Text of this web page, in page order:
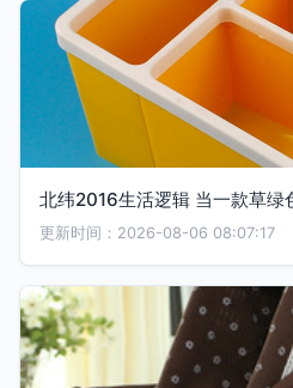
北纬2016生活逻辑 当一款草绿
更新时间：2026-08-06 08:07:17